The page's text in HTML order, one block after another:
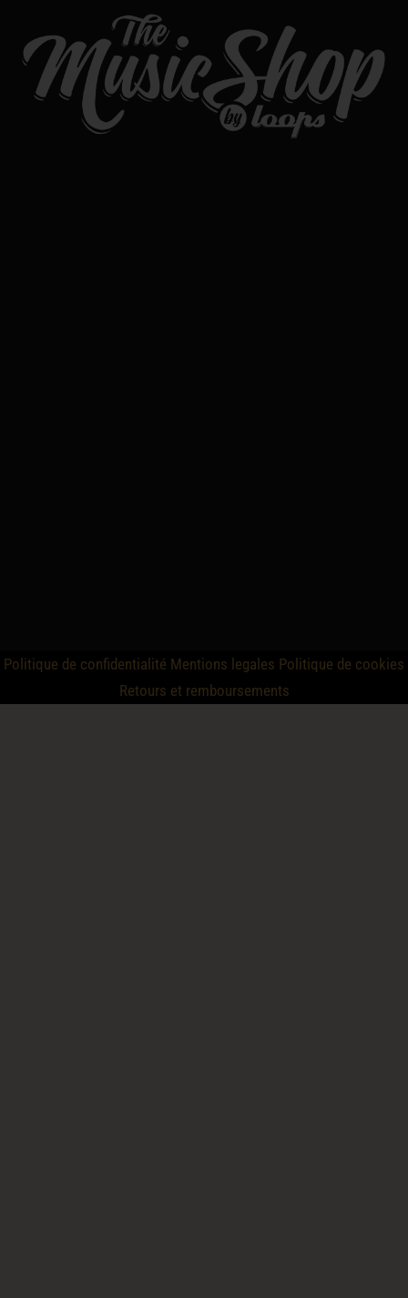
Politique de confidentialité Mentions legales Politique de cookies
Retours et remboursements